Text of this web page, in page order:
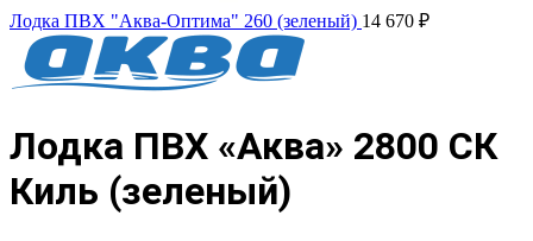
Лодка ПВХ "Аква-Оптима" 260 (зеленый) 14 670 ₽
Лодка ПВХ «Аква» 2800 СК
Киль (зеленый)